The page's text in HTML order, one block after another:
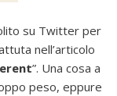
su Twitter per
nell’articolo
”. Una cosa a
peso, eppure